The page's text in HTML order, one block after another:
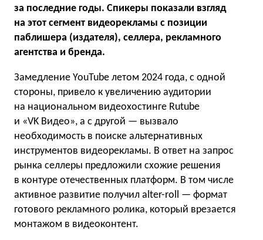
за последние годы. Спикеры показали взгляд
на этот сегмент видеорекламы с позиции
паблишера (издателя), селлера, рекламного
агентства и бренда.
Замедление YouTube летом 2024 года, с одной
стороны, привело к увеличению аудитории
на национальном видеохостинге Rutube
и «VK Видео», а с другой — вызвало
необходимость в поиске альтернативных
инструментов видеорекламы. В ответ на запрос
рынка селлеры предложили схожие решения
в контуре отечественных платформ. В том числе
активное развитие получил alter-roll — формат
готового рекламного ролика, который врезается
монтажом в видеоконтент.